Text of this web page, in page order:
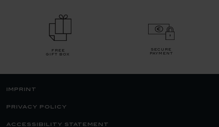
free
gift box
secure
payment
imprint
privacy policy
accessibility statement